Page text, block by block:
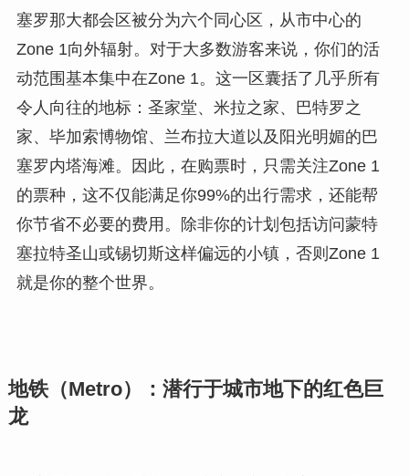
塞罗那大都会区被分为六个同心区，从市中心的
Zone 1向外辐射。对于大多数游客来说，你们的活
动范围基本集中在Zone 1。这一区囊括了几乎所有
令人向往的地标：圣家堂、米拉之家、巴特罗之
家、毕加索博物馆、兰布拉大道以及阳光明媚的巴
塞罗内塔海滩。因此，在购票时，只需关注Zone 1
的票种，这不仅能满足你99%的出行需求，还能帮
你节省不必要的费用。除非你的计划包括访问蒙特
塞拉特圣山或锡切斯这样偏远的小镇，否则Zone 1
就是你的整个世界。
地铁（Metro）：潜行于城市地下的红色巨
龙